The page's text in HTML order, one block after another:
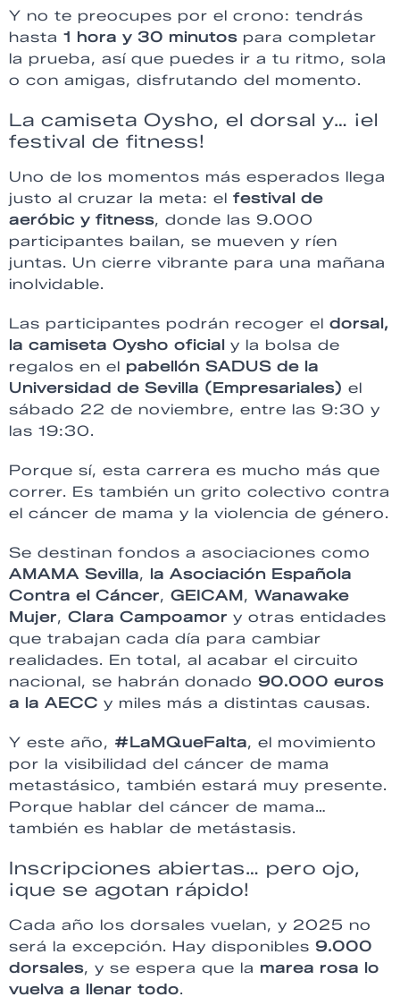
Y no te preocupes por el crono: tendrás
hasta 1 hora y 30 minutos para completar
la prueba, así que puedes ir a tu ritmo, sola
o con amigas, disfrutando del momento.
La camiseta Oysho, el dorsal y… ¡el
festival de fitness!
Uno de los momentos más esperados llega
justo al cruzar la meta: el festival de
aeróbic y fitness, donde las 9.000
participantes bailan, se mueven y ríen
juntas. Un cierre vibrante para una mañana
inolvidable.
Las participantes podrán recoger el dorsal,
la camiseta Oysho oficial y la bolsa de
regalos en el pabellón SADUS de la
Universidad de Sevilla (Empresariales) el
sábado 22 de noviembre, entre las 9:30 y
las 19:30.
Porque sí, esta carrera es mucho más que
correr. Es también un grito colectivo contra
el cáncer de mama y la violencia de género.
Se destinan fondos a asociaciones como
AMAMA Sevilla, la Asociación Española
Contra el Cáncer, GEICAM, Wanawake
Mujer, Clara Campoamor y otras entidades
que trabajan cada día para cambiar
realidades. En total, al acabar el circuito
nacional, se habrán donado 90.000 euros
a la AECC y miles más a distintas causas.
Y este año, #LaMQueFalta, el movimiento
por la visibilidad del cáncer de mama
metastásico, también estará muy presente.
Porque hablar del cáncer de mama…
también es hablar de metástasis.
Inscripciones abiertas… pero ojo,
¡que se agotan rápido!
Cada año los dorsales vuelan, y 2025 no
será la excepción. Hay disponibles 9.000
dorsales, y se espera que la marea rosa lo
vuelva a llenar todo.